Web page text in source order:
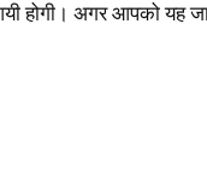
होगी। अगर आपको यह